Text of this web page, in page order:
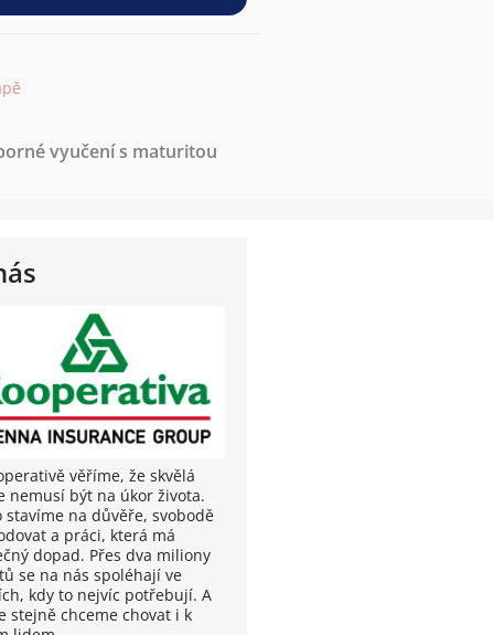
vyučení s maturitou
věříme, že skvělá
nemusí být na úkor života.
stavíme na důvěře, svobodě
a práci, která má
dopad. Přes dva miliony
se na nás spoléhají ve
kdy to nejvíc potřebují. A
stejně chceme chovat i k